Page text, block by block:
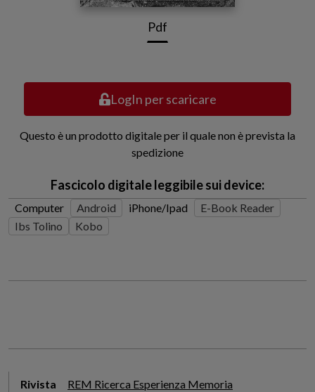
Pdf
LogIn per scaricare
Questo è un prodotto digitale per il quale non è prevista la
spedizione
Fascicolo digitale leggibile sui device:
Computer Android iPhone/Ipad
E-Book Reader
Ibs Tolino
Kobo
Rivista
REM Ricerca Esperienza Memoria